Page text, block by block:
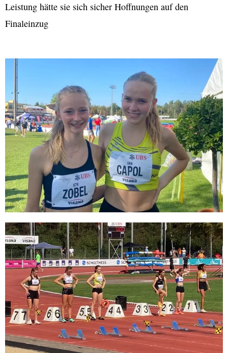
Leistung hätte sie sich sicher Hoffnungen auf den
Finaleinzug